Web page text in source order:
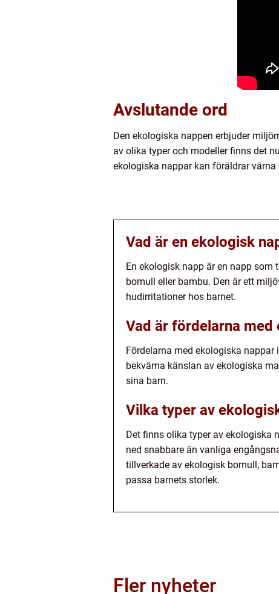
Avslutande ord
Den ekologiska nappen erbjuder
av olika typer och modeller finns det
ekologiska nappar kan föräldrar
Vad är en ekologisk
En ekologisk napp är en napp
bomull eller bambu. Den är ett
hudirritationer hos barnet.
Vad är fördelarna med
Fördelarna med ekologiska
bekväma känslan av ekologiska
sina barn.
Vilka typer av
Det finns olika typer av ekologiska
ned snabbare än vanliga
tillverkade av ekologisk bomull,
passa barnets storlek.
Fler nyheter